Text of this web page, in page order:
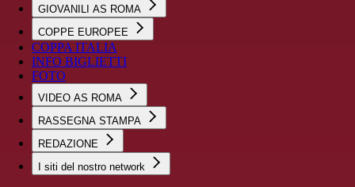
GIOVANILI AS ROMA
COPPE EUROPEE
COPPA ITALIA
INFO BIGLIETTI
FOTO
VIDEO AS ROMA
RASSEGNA STAMPA
REDAZIONE
I siti del nostro network